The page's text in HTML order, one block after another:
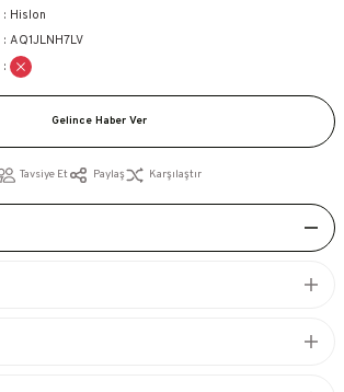
Hislon
AQ1JLNH7LV
Gelince Haber Ver
Tavsiye Et Paylaş Karşılaştır